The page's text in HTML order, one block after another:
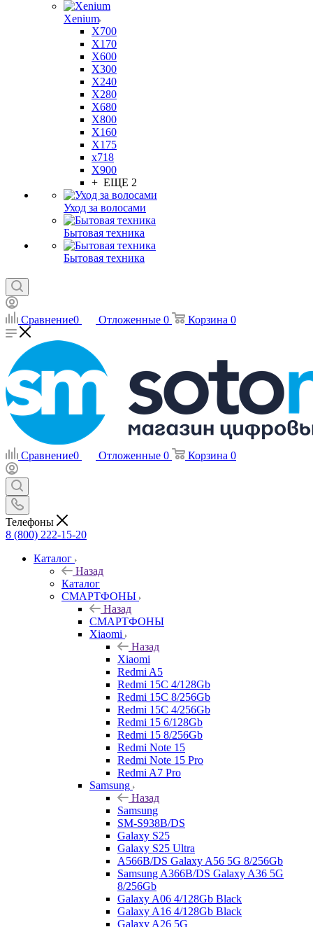
Xenium
X700
X170
X600
X300
X240
X280
X680
X800
X160
X175
x718
X900
+ ЕЩЕ 2
Уход за волосами
Бытовая техника
Бытовая техника
Сравнение0 Отложенные 0 Корзина 0
Сравнение0 Отложенные 0 Корзина 0
Телефоны
8 (800) 222-15-20
Каталог
Назад
Каталог
СМАРТФОНЫ
Назад
СМАРТФОНЫ
Xiaomi
Назад
Xiaomi
Redmi A5
Redmi 15C 4/128Gb
Redmi 15C 8/256Gb
Redmi 15C 4/256Gb
Redmi 15 6/128Gb
Redmi 15 8/256Gb
Redmi Note 15
Redmi Note 15 Pro
Redmi A7 Pro
Samsung
Назад
Samsung
SM-S938B/DS
Galaxy S25
Galaxy S25 Ultra
A566B/DS Galaxy A56 5G 8/256Gb
Samsung A366B/DS Galaxy A36 5G
8/256Gb
Galaxy A06 4/128Gb Black
Galaxy A16 4/128Gb Black
Galaxy A26 5G